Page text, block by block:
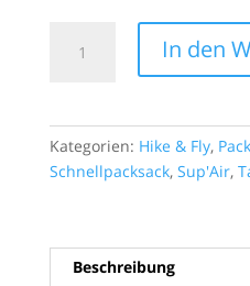
SchnellpacksackIn den
Kategorien: Hike & Fly,
Schnellpacksack, Sup'Air,
Beschreibung